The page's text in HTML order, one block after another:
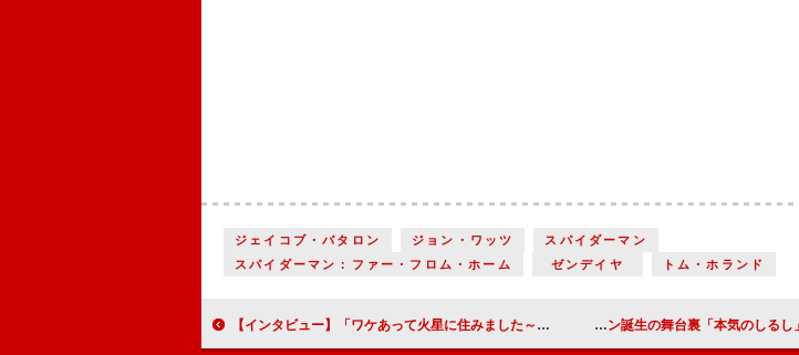
ジェイコブ・バタロン ジョン・ワッツ
スパイダーマン
スパイダーマン：ファー・フロム・ホーム
ゼンデイヤ トム・ホランド
【インタビュー】「ワケあって火星に住みました～エラバレシ４ニン～」崎山つばさ×須賀健太 “宇宙トーク”で空想爆発！「何人かに一人は宇宙人とのハーフ」